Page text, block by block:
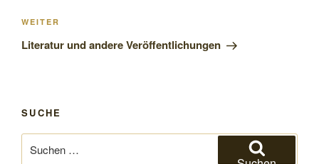
Nächster
Beitrag
WEITER
Literatur und andere Veröffentlichungen
SUCHE
nach: